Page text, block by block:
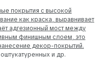
покрытия с высокой
как краска, выравнивает
адгезионный мост между
финишным слоем, это
декор-покрытий.
и др.